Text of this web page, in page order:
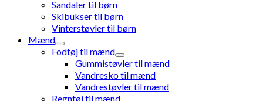
Sandaler til børn
Skibukser til børn
Vinterstøvler til børn
Mænd
Fodtøj til mænd
Gummistøvler til mænd
Vandresko til mænd
Vandrestøvler til mænd
Regntøj til mænd